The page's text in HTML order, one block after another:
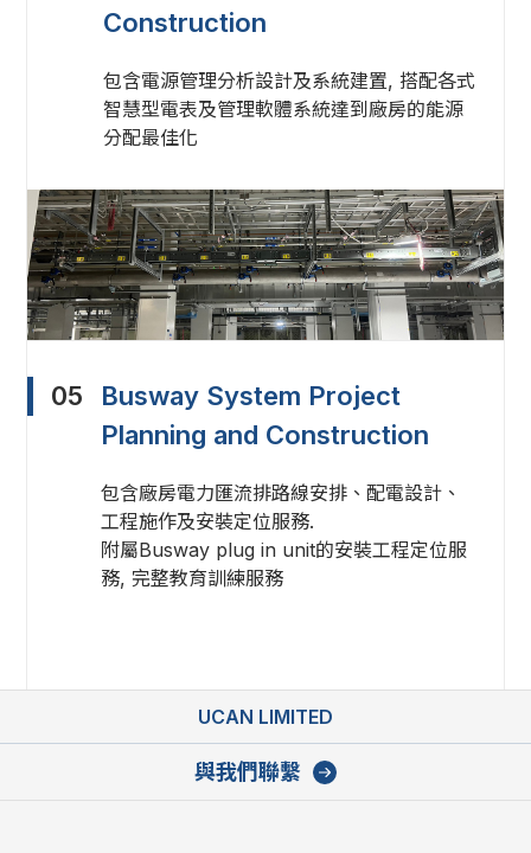
Construction
包含電源管理分析設計及系統建置, 搭配各式
智慧型電表及管理軟體系統達到廠房的能源
分配最佳化
05
Busway System Project
Planning and Construction
包含廠房電力匯流排路線安排、配電設計、
工程施作及安裝定位服務.
附屬Busway plug in unit的安裝工程定位服
務, 完整教育訓練服務
UCAN LIMITED
與我們聯繫